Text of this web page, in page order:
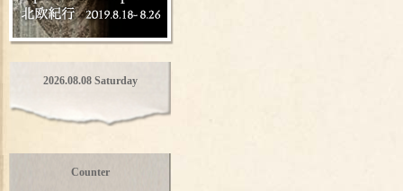
2026.08.08 Saturday
Counter